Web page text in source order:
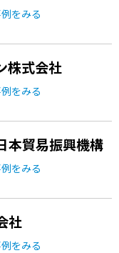
をみる
株式会社
をみる
本貿易振興機構
をみる
社
をみる